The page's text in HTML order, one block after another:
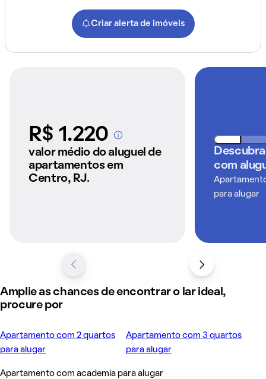
Criar alerta de imóveis
R$ 1.220A partir dos imóveis
anunciados pelo
QuintoAndar
valor médio do aluguel de
apartamentos em
Centro, RJ.
com
para alugar
Amplie as chances de encontrar o lar ideal,
procure por
Apartamento com 2 quartos
para alugar
Apartamento com 3 quartos
para alugar
Apartamento com academia para alugar